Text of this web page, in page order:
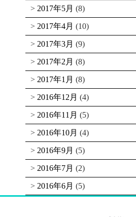
2017年5月 (8)
2017年4月 (10)
2017年3月 (9)
2017年2月 (8)
2017年1月 (8)
2016年12月 (4)
2016年11月 (5)
2016年10月 (4)
2016年9月 (5)
2016年7月 (2)
2016年6月 (5)